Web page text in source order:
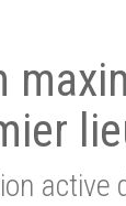
active